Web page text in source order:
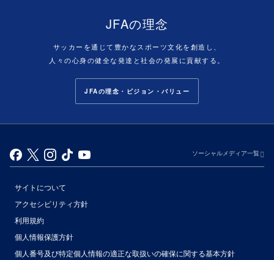
JFAの理念
サッカーを通じて豊かなスポーツ文化を創造し、
人々の心身の健全な発達と社会の発展に貢献する。
JFAの理念・ビジョン・バリュー
ソーシャルメディア一覧
サイトについて
アクセシビリティ方針
利用規約
個人情報保護方針
個人番号及び特定個人情報の適正な取扱いの確保に関する基本方針